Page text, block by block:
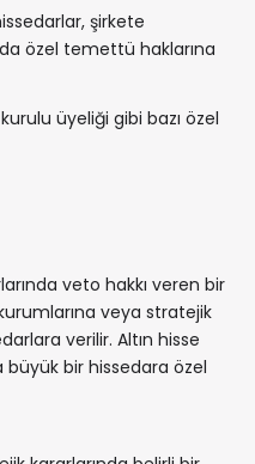
şirkete
özel temettü haklarına
üyeliği gibi bazı özel
veto hakkı veren bir
veya stratejik
verilir. Altın hisse
bir hissedara özel